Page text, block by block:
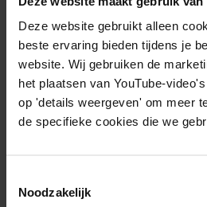
Deze website gebruikt alleen
beste ervaring bieden tijdens je
website. Wij gebruiken de
het plaatsen van YouTube-
op 'details weergeven' om meer
de specifieke cookies die we
Noodzakelijk
Meer over Centre of Expertise Water
Geuniformeerd